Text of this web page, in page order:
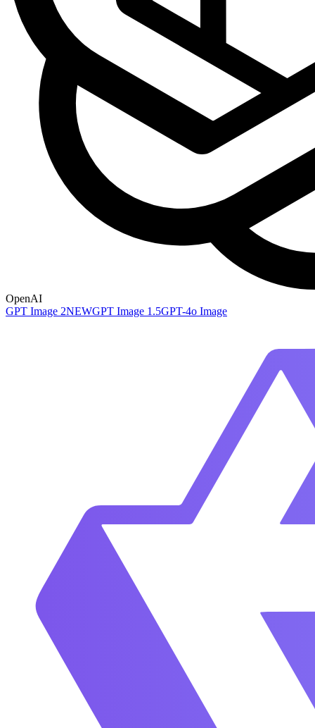
OpenAI
GPT Image 2NEWGPT Image 1.5GPT-4o Image